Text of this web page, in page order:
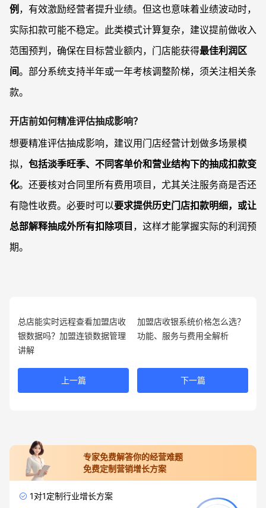
例 ，有效激励经营者提升业绩。但这也意味着业绩波动时，
实际扣款可能不稳定。此类模式计算复杂，建议提前做收入
范围预判，确保在目标营业额内，门店能获得最佳利润区
间。部分系统支持半年或一年考核调整阶梯，须关注相关条
款。
开店前如何精准评估抽成影响？
想要精准评估抽成影响，建议用门店经营计划做多场景模
拟， 包括淡季旺季、不同客单价和营业结构下的抽成扣款变
化。还要核对合同里所有费用项目，尤其关注服务商是否还
有隐性收费。必要时可以要求提供历史门店扣款明细，或让
总部解释抽成外所有扣除项目 ，这样才能掌握实际的利润预
期。
总店能实时远程查看加盟店收
银数据吗？加盟连锁数据管理
讲解
上一篇
加盟店收银系统价格怎么选？
功能、服务与费用全解析
下一篇
专家免费解答你的经营难题
免费定制营销增长方案
1对1定制行业增长方案